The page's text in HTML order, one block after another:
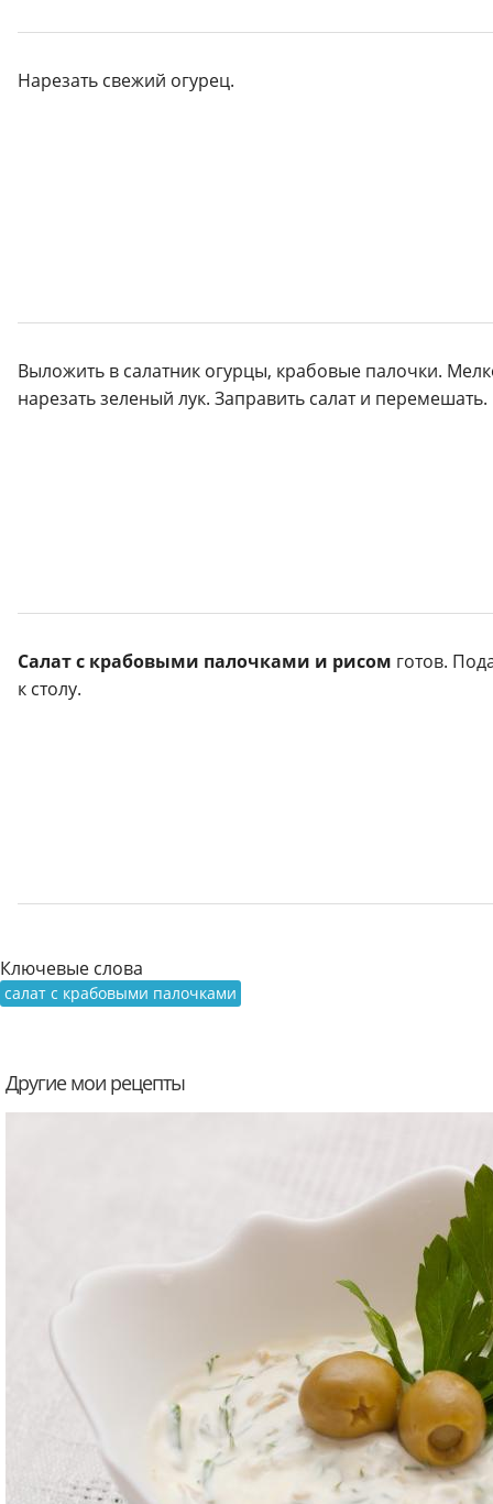
Нарезать свежий огурец.
Выложить в салатник огурцы, крабовые палочки.
нарезать зеленый лук. Заправить салат и перемешать.
Салат с крабовыми палочками и рисом готов.
к столу.
Ключевые слова
салат с крабовыми палочками
Другие мои рецепты